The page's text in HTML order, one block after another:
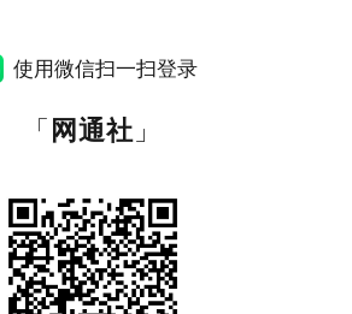
使用微信扫一扫登录
「 网通社 」